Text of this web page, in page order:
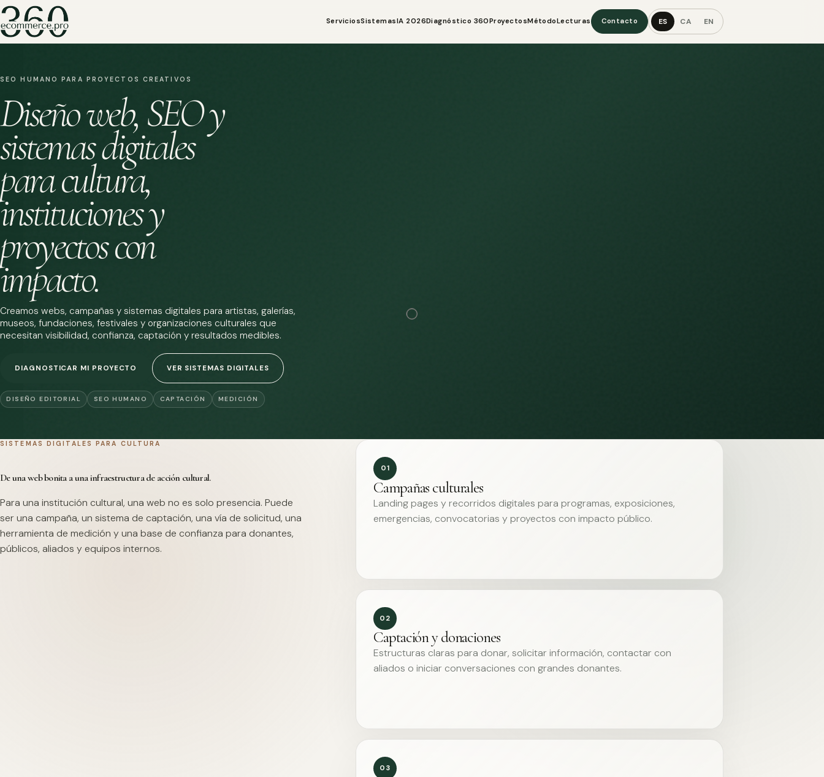
ServiciosSistemasIA 2026Diagnóstico 360ProyectosMétodoLecturas Contacto ES CA EN
SEO HUMANO PARA PROYECTOS CREATIVOS
Diseño web, SEO y
sistemas digitales
para cultura,
instituciones y
proyectos con
impacto.
Creamos webs, campañas y sistemas digitales para artistas, galerías,
museos, fundaciones, festivales y organizaciones culturales que
necesitan visibilidad, confianza, captación y resultados medibles.
DIAGNOSTICAR MI PROYECTO VER SISTEMAS DIGITALES
DISEÑO EDITORIAL SEO HUMANO CAPTACIÓN MEDICIÓN
SISTEMAS DIGITALES PARA CULTURA
De una web bonita a una infraestructura de acción cultural.
Para una institución cultural, una web no es solo presencia. Puede
ser una campaña, un sistema de captación, una vía de solicitud, una
herramienta de medición y una base de confianza para donantes,
públicos, aliados y equipos internos.
01
Campañas culturales
Landing pages y recorridos digitales para programas, exposiciones,
emergencias, convocatorias y proyectos con impacto público.
02
Captación y donaciones
Estructuras claras para donar, solicitar información, contactar con
aliados o iniciar conversaciones con grandes donantes.
03